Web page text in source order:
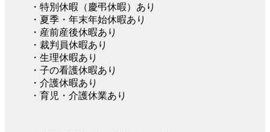
・特別休暇（慶弔休暇）あり
・夏季・年末年始休暇あり
・産前産後休暇あり
・裁判員休暇あり
・生理休暇あり
・子の看護休暇あり
・介護休暇あり
・育児・介護休業あり